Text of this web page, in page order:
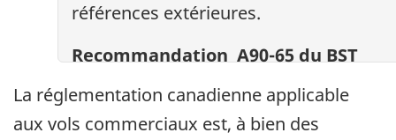
références extérieures.
Recommandation A90-65 du BST
La réglementation canadienne applicable
aux vols commerciaux est, à bien des